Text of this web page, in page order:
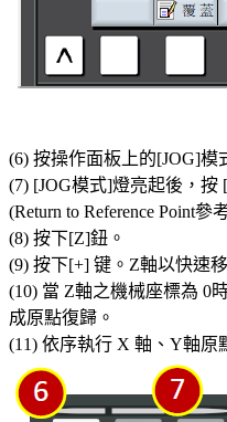
(6) 按操作面板上的[JOG]模
(7) [JOG模式]燈亮起後，按
(Return to Reference Point參
(8) 按下[Z]鈕。
(9) 按下[+] 键。Z軸以快速
(10) 當 Z軸之機械座標為 0
成原點復歸。
(11) 依序執行 X 軸、Y軸原